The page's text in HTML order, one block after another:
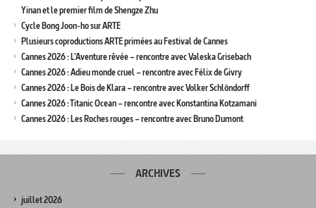
Yinan et le premier film de Shengze Zhu
Cycle Bong Joon-ho sur ARTE
Plusieurs coproductions ARTE primées au Festival de Cannes
Cannes 2026 : L’Aventure rêvée – rencontre avec Valeska Grisebach
Cannes 2026 : Adieu monde cruel – rencontre avec Félix de Givry
Cannes 2026 : Le Bois de Klara – rencontre avec Volker Schlöndorff
Cannes 2026 : Titanic Ocean – rencontre avec Konstantina Kotzamani
Cannes 2026 : Les Roches rouges – rencontre avec Bruno Dumont
ARCHIVES
juillet 2026